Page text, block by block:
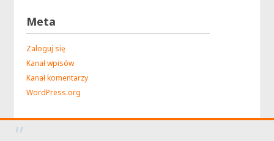
Meta
Zaloguj się
Kanał wpisów
Kanał komentarzy
WordPress.org